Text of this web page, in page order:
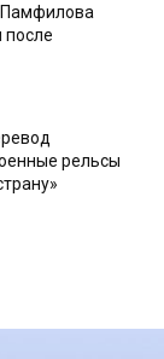
Памфилова
после
рельсы